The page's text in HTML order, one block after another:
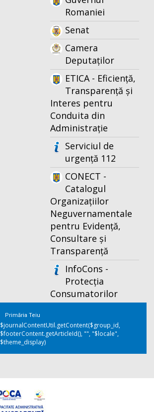
Romaniei
Senat
Camera
Deputaților
ETICA - Eficiență,
Transparență și
Interes pentru
Conduita din
Administrație
Serviciul de
urgență 112
CONECT -
Catalogul
Organizațiilor
Neguvernamentale
pentru Evidență,
Consultare și
Transparență
InfoCons -
Protecția
Consumatorilor
Primăria Teiu
$journalContentUtil.getContent($group_id,
$footerContent.getArticleId(), "", "$locale",
$theme_display)